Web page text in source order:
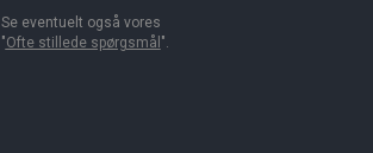
Se eventuelt også vores
"Ofte stillede spørgsmål ".